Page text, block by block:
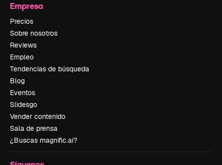
Empresa
Precios
Sobre nosotros
Reviews
Empleo
Tendencias de búsqueda
Blog
Eventos
Slidesgo
Vender contenido
Sala de prensa
¿Buscas magnific.ai?